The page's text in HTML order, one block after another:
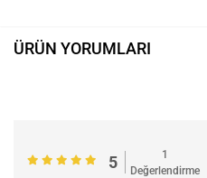
ÜRÜN YORUMLARI
5
1
Değerlendirme